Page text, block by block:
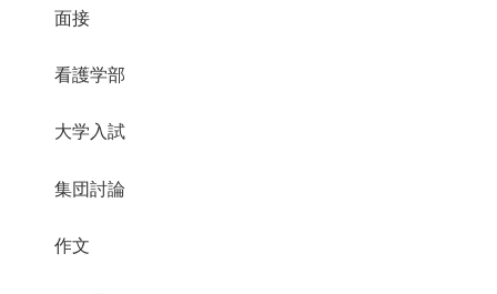
面接
看護学部
大学入試
集団討論
作文